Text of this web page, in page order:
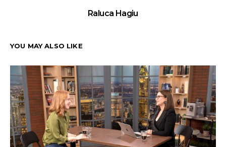
Raluca Hagiu
YOU MAY ALSO LIKE